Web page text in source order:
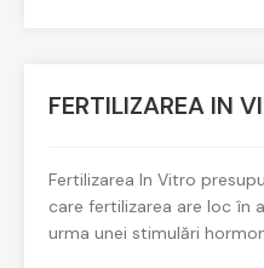
FERTILIZAREA IN
Fertilizarea In Vitro
care fertilizarea are loc în
urma unei stimulări